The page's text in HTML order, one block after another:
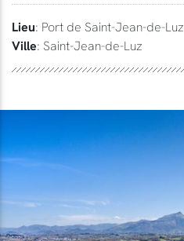
Lieu: Port de Saint-Jean-de-Luz
Ville: Saint-Jean-de-Luz